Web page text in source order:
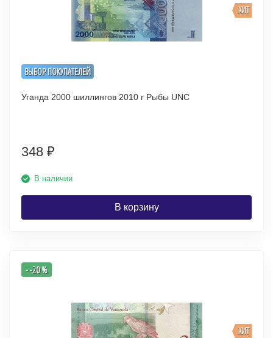
ВЫБОР ПОКУПАТЕЛЕЙ
ХИТ
Уганда 2000 шиллингов 2010 г Рыбы UNC
348 ₽
В наличии
В корзину
ХИТ
- -20 %